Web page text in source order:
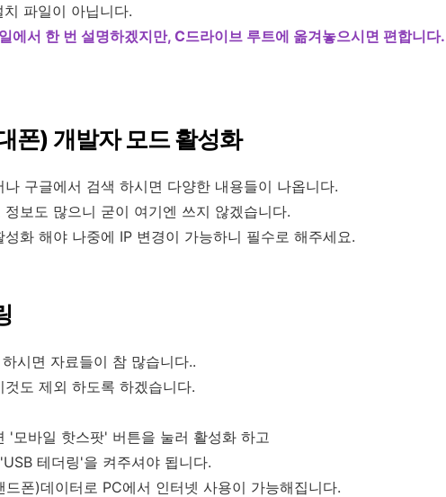
파일이 아닙니다.
에서 한 번 설명하겠지만, C드라이브 루트에 옮겨놓으시면 편합니다.
폰) 개발자 모드 활성화
나 구글에서 검색 하시면 다양한 내용들이 나옵니다.
정보도 많으니 굳이 여기엔 쓰지 않겠습니다.
성화 해야 나중에 IP 변경이 가능하니 필수로 해주세요.
시면 자료들이 참 많습니다..
것도 제외 하도록 하겠습니다.
'모바일 핫스팟' 버튼을 눌러 활성화 하고
테더링'을 켜주셔야 됩니다.
드폰)데이터로 PC에서 인터넷 사용이 가능해집니다.